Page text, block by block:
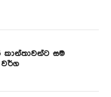
සම
වර්ග